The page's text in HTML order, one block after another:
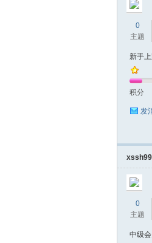
0
主题
新手
积分
发
0
主题
中级